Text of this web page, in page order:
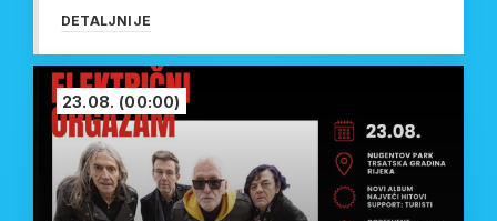
DETALJNIJE
23.08. (00:00)